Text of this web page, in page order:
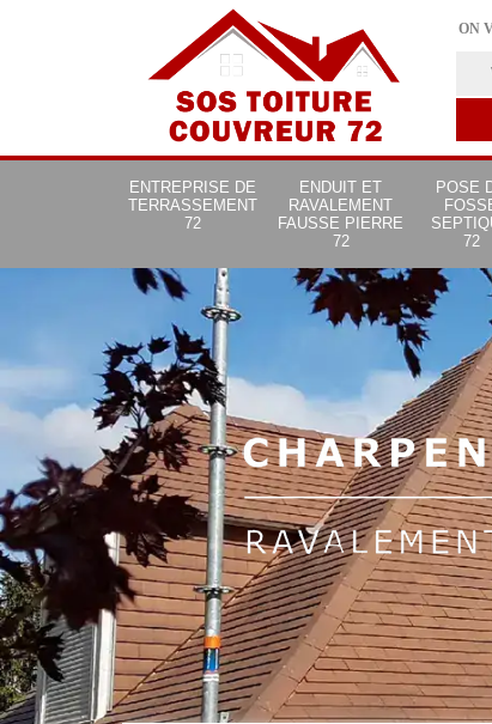
ON
ENTREPRISE DE
TERRASSEMENT
72
ENDUIT ET
RAVALEMENT
FAUSSE PIERRE
72
POSE
72